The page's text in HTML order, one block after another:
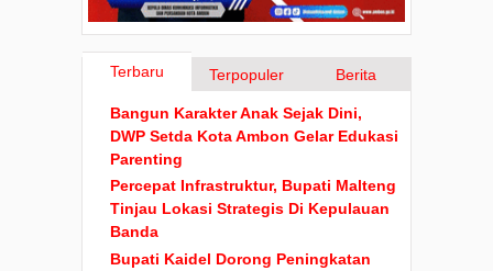
Terbaru Terpopuler Berita
Bangun Karakter Anak Sejak Dini,
DWP Setda Kota Ambon Gelar Edukasi
Parenting
Percepat Infrastruktur, Bupati Malteng
Tinjau Lokasi Strategis Di Kepulauan
Banda
Bupati Kaidel Dorong Peningkatan